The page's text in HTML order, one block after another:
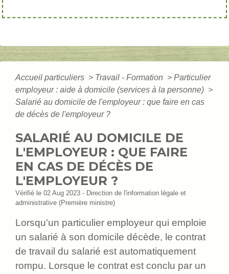
Accueil particuliers > Travail - Formation > Particulier
employeur : aide à domicile (services à la personne) >
Salarié au domicile de l'employeur : que faire en cas
de décès de l'employeur ?
SALARIÉ AU DOMICILE DE
L'EMPLOYEUR : QUE FAIRE
EN CAS DE DÉCÈS DE
L'EMPLOYEUR ?
Vérifié le 02 Aug 2023 - Direction de l'information légale et
administrative (Première ministre)
Lorsqu'un particulier employeur qui emploie
un salarié à son domicile décède, le contrat
de travail du salarié est automatiquement
rompu. Lorsque le contrat est conclu par un